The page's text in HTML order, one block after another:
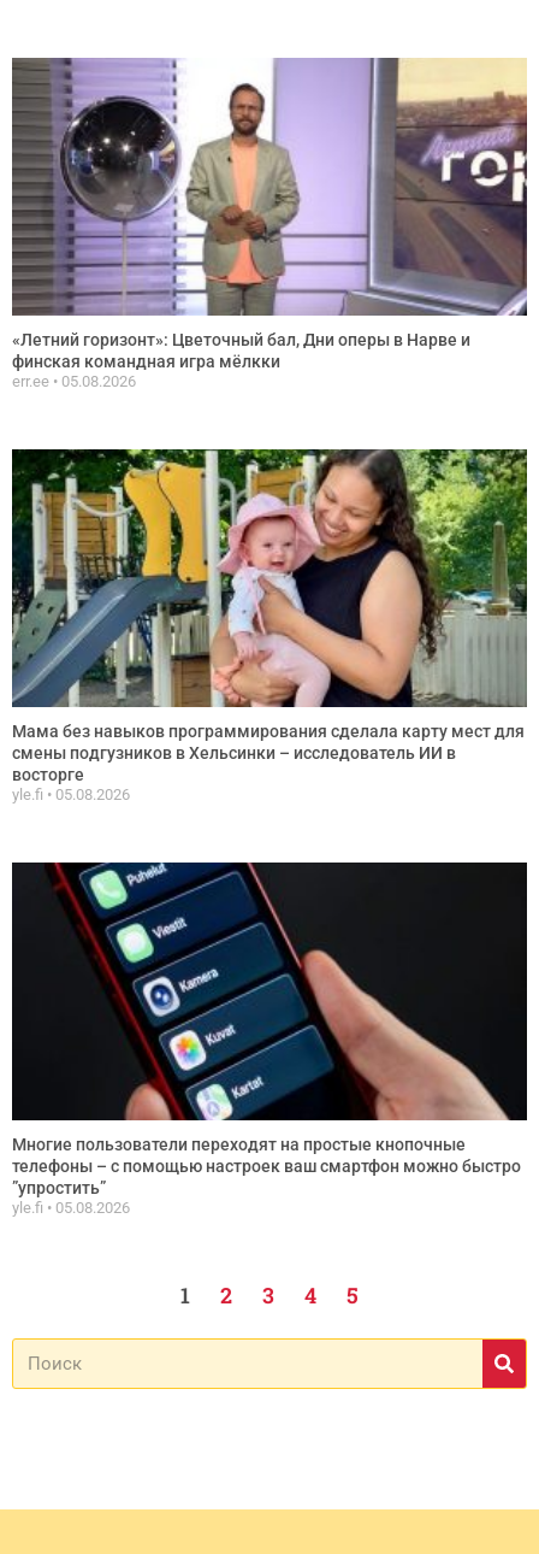
«Летний горизонт»: Цветочный бал, Дни оперы в Нарве и
финская командная игра мёлкки
err.ee 05.08.2026
Мама без навыков программирования сделала карту мест для
смены подгузников в Хельсинки – исследователь ИИ в
восторге
yle.fi 05.08.2026
Многие пользователи переходят на простые кнопочные
телефоны – с помощью настроек ваш смартфон можно быстро
”упростить”
yle.fi 05.08.2026
1 2 3 4 5